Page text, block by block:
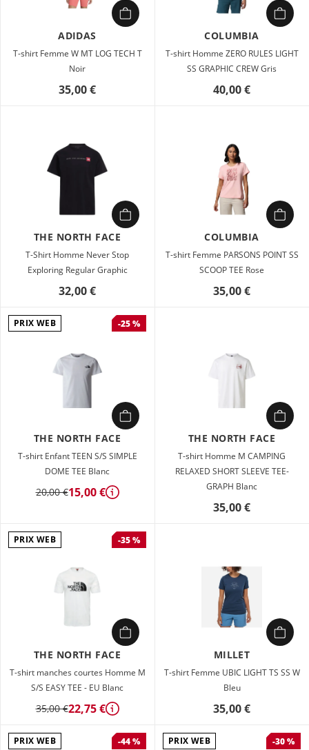
ADIDAS
T-shirt Femme W MT LOG TECH T
Noir
35,00 €
COLUMBIA
T-shirt Homme ZERO RULES LIGHT
SS GRAPHIC CREW Gris
40,00 €
THE NORTH FACE
T-Shirt Homme Never Stop
Exploring Regular Graphic
32,00 €
COLUMBIA
T-shirt Femme PARSONS POINT SS
SCOOP TEE Rose
35,00 €
PRIX WEB -25 %
THE NORTH FACE
T-shirt Enfant TEEN S/S SIMPLE
DOME TEE Blanc
20,00 €15,00 € Détails
THE NORTH FACE
T-shirt Homme M CAMPING
RELAXED SHORT SLEEVE TEE-
GRAPH Blanc
35,00 €
PRIX WEB -35 %
THE NORTH FACE
T-shirt manches courtes Homme M
S/S EASY TEE - EU Blanc
35,00 €22,75 € Détails
MILLET
T-shirt Femme UBIC LIGHT TS SS W
Bleu
35,00 €
PRIX WEB -44 % PRIX WEB -30 %